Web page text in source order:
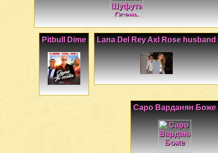
Lana Del Rey Axl Rose husband
Pitbull Dime
Саро Варданян Боже